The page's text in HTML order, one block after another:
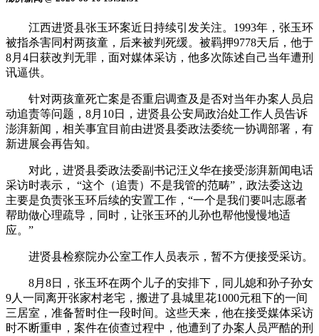
江西进贤县张玉环案近日持续引发关注。1993年，张玉环
被指杀害同村两孩童，后来被判死缓。被羁押9778天后，他于
8月4日获改判无罪，面对媒体采访，他多次陈述自己当年遭刑
讯逼供。
针对两孩童死亡案是否重启调查及是否对当年办案人员启
动追责等问题，8月10日，进贤县公安局政治处工作人员告诉
澎湃新闻，相关事宜目前由进贤县委政法委统一协调部署，有
新进展会再告知。
对此，进贤县委政法委副书记汪义华在接受澎湃新闻电话
采访时表示， “这个（追责）不是我管的范畴”，政法委这边
主要是负责张玉环后续的安置工作，“一个是我们要叫志愿者
帮助做心理疏导，同时，让张玉环的儿孙也帮他慢慢地适
应。”
进贤县检察院办公室工作人员表示，暂不方便接受采访。
8月8日，张玉环在两个儿子的安排下，同儿媳和孙子孙女
9人一同离开张家村老宅，搬进了县城里花1000元租下的一间
三居室，准备暂时住一段时间。这些天来，他在接受媒体采访
时不断重申，案件在侦查过程中，他遭到了办案人员严酷的刑